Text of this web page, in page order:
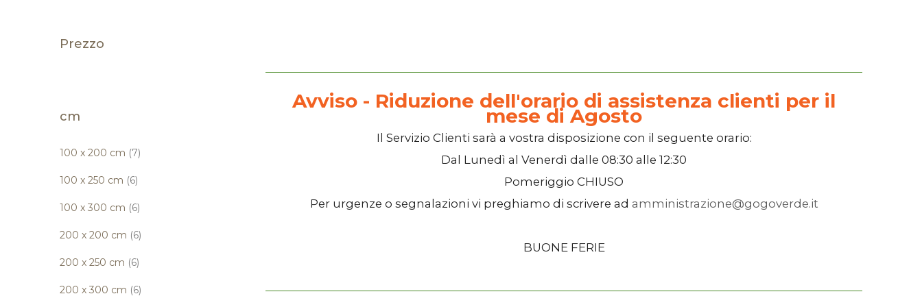
Prezzo
cm
100 x 200 cm 7elementi
100 x 250 cm 6elementi
100 x 300 cm 6elementi
200 x 200 cm 6elementi
200 x 250 cm 6elementi
200 x 300 cm 6elementi
Avviso - Riduzione dell'orario di assistenza clienti per il
mese di Agosto
Il Servizio Clienti sarà a vostra disposizione con il seguente orario:
Dal Lunedì al Venerdì dalle 08:30 alle 12:30
Pomeriggio CHIUSO
Per urgenze o segnalazioni vi preghiamo di scrivere ad amministrazione@gogoverde.it
BUONE FERIE